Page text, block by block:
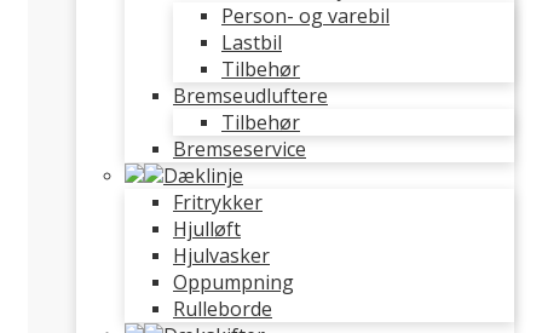
Person- og varebil
Lastbil
Tilbehør
Bremseudluftere
Tilbehør
Bremseservice
Dæklinje
Fritrykker
Hjulløft
Hjulvasker
Oppumpning
Rulleborde